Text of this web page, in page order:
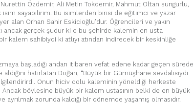
Özdemir, Ali Metin Tokdemir, Mahmut Oltan sungurlu,
isim sayabilirim. Bu isimlerden birisi de eğitimci ve yazar
alan Orhan Sahir Eskicioğlu’dur. Öğrencileri ve yakın
ancak gerçek şudur ki o bu şehirde kalemin en usta
kalem sahibiydi ki atlıyı atından indirecek bir keskinliğe
başladığı andan itibaren vefat edene kadar geçen sürede
hatırlatan Doğan, “Büyük bir Gümüşhane sevdalısıydı
Onun hiciv dolu kaleminin yöneldiği herkeste
Ancak böylesine büyük bir kalem ustasının belki de en büyük
zorunda kaldığı bir dönemde yaşamış olmasıdır.